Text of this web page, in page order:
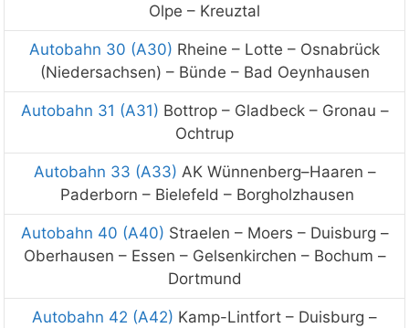
Olpe – Kreuztal
Autobahn 30 (A30) Rheine – Lotte – Osnabrück
(Niedersachsen) – Bünde – Bad Oeynhausen
Autobahn 31 (A31) Bottrop – Gladbeck – Gronau –
Ochtrup
Autobahn 33 (A33) AK Wünnenberg–Haaren –
Paderborn – Bielefeld – Borgholzhausen
Autobahn 40 (A40) Straelen – Moers – Duisburg –
Oberhausen – Essen – Gelsenkirchen – Bochum –
Dortmund
Autobahn 42 (A42) Kamp-Lintfort – Duisburg –